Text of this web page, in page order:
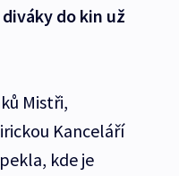
do kin už
Mistři,
Kanceláří
kde je